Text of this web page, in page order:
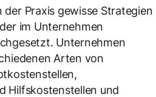
Praxis gewisse Strategien
im Unternehmen
Unternehmen
Arten von
Hilfskostenstellen und